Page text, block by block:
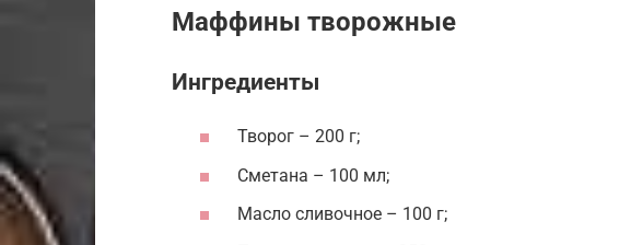
Маффины творожные
Ингредиенты
Творог – 200 г;
Сметана – 100 мл;
Масло сливочное – 100 г;